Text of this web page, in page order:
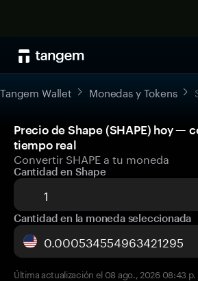
Tangem Wallet Monedas y Tokens
Precio de Shape (SHAPE) hoy —
tiempo real
Convertir SHAPE a tu moneda
Cantidad en Shape
Cantidad en la moneda seleccionada
Última actualización el 08 ago., 2026 08:43